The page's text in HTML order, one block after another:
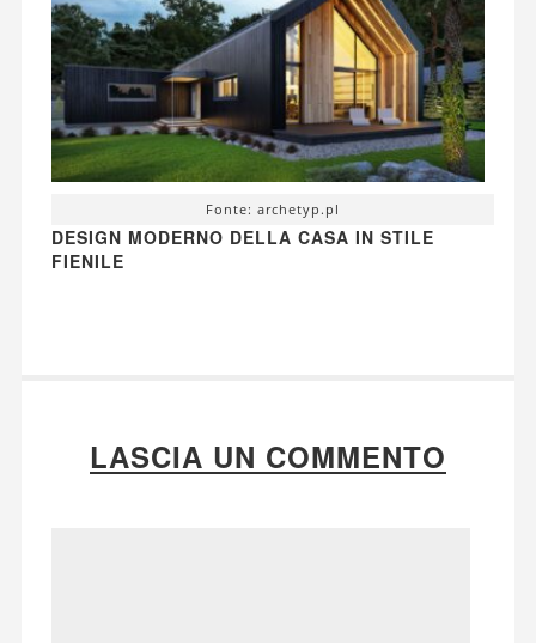
Fonte: archetyp.pl
DESIGN MODERNO DELLA CASA IN STILE
FIENILE
LASCIA UN COMMENTO